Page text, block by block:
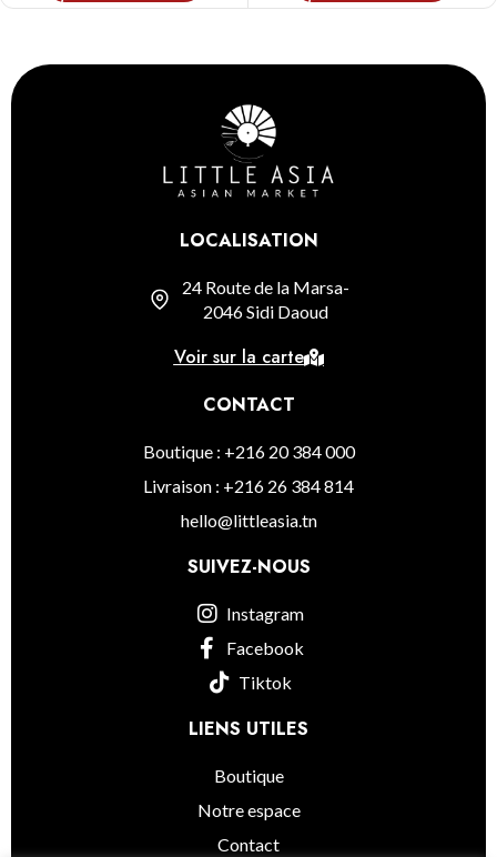
LOCALISATION
24 Route de la Marsa-
2046 Sidi Daoud
Voir sur la carte
CONTACT
Boutique : +216 20 384 000
Livraison : +216 26 384 814
hello@littleasia.tn
SUIVEZ-NOUS
Instagram
Facebook
Tiktok
LIENS UTILES
Boutique
Notre espace
Contact